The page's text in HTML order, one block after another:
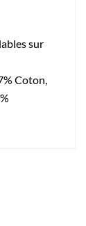
sur
Coton,